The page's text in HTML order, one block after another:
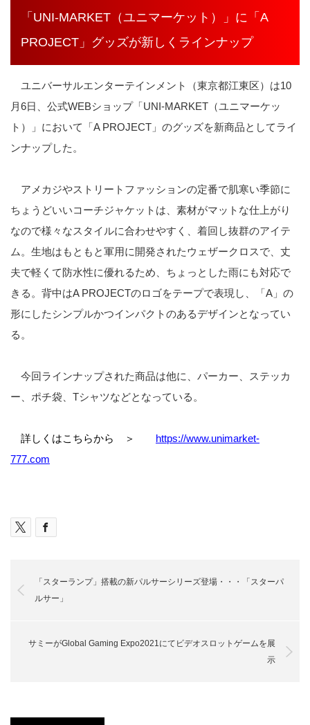
「UNI-MARKET（ユニマーケット）」に「A
PROJECT」グッズが新しくラインナップ
ユニバーサルエンターテインメント（東京都江東区）は10
月6日、公式WEBショップ「UNI-MARKET（ユニマーケッ
ト）」において「A PROJECT」のグッズを新商品としてライ
ンナップした。
アメカジやストリートファッションの定番で肌寒い季節に
ちょうどいいコーチジャケットは、素材がマットな仕上がり
なので様々なスタイルに合わせやすく、着回し抜群のアイテ
ム。生地はもともと軍用に開発されたウェザークロスで、丈
夫で軽くて防水性に優れるため、ちょっとした雨にも対応で
きる。背中はA PROJECTのロゴをテープで表現し、「A」の
形にしたシンプルかつインパクトのあるデザインとなってい
る。
今回ラインナップされた商品は他に、パーカー、ステッカ
ー、ポチ袋、Tシャツなどとなっている。
詳しくはこちらから ＞
https://www.unimarket-
777.com
「スターランプ」搭載の新パルサーシリーズ登場・・・「スターパ
ルサー」
サミーがGlobal Gaming Expo2021にてビデオスロットゲームを展
示